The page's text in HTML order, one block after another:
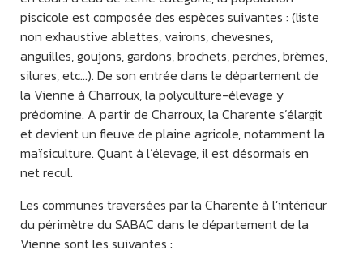
piscicole est composée des espèces suivantes : (liste
non exhaustive ablettes, vairons, chevesnes,
anguilles, goujons, gardons, brochets, perches, brèmes,
silures, etc…). De son entrée dans le département de
la Vienne à Charroux, la polyculture-élevage y
prédomine. A partir de Charroux, la Charente s’élargit
et devient un fleuve de plaine agricole, notamment la
maïsiculture. Quant à l’élevage, il est désormais en
net recul.
Les communes traversées par la Charente à l’intérieur
du périmètre du SABAC dans le département de la
Vienne sont les suivantes :